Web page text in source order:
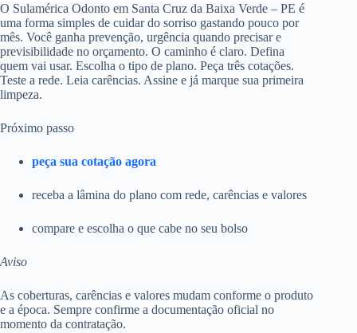
O Sulamérica Odonto em Santa Cruz da Baixa Verde – PE é
uma forma simples de cuidar do sorriso gastando pouco por
mês. Você ganha prevenção, urgência quando precisar e
previsibilidade no orçamento. O caminho é claro. Defina
quem vai usar. Escolha o tipo de plano. Peça três cotações.
Teste a rede. Leia carências. Assine e já marque sua primeira
limpeza.
Próximo passo
peça sua cotação agora
receba a lâmina do plano com rede, carências e valores
compare e escolha o que cabe no seu bolso
Aviso
As coberturas, carências e valores mudam conforme o produto
e a época. Sempre confirme a documentação oficial no
momento da contratação.